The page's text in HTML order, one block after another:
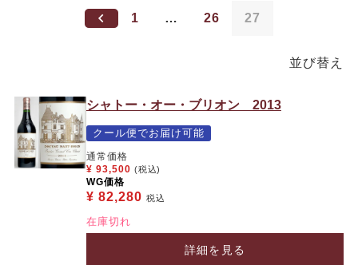
並び替え
1 … 26 27
シャトー・オー・ブリオン 2013
クール便でお届け可能
通常価格
¥ 93,500 (税込)
WG価格
¥ 82,280 税込
在庫切れ
詳細を見る